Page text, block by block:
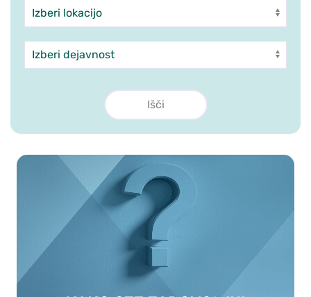
Enota
Dejavnost